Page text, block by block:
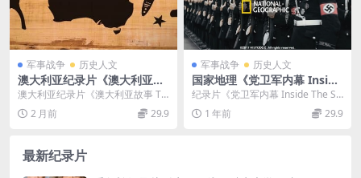
军事战争 历史人文
澳大利亚纪录片《澳大利亚故
事 The Story of Australia 20
13》全6集 英语中英双字 无水
印纯净版 1080P/MKV/15.3G
澳大利亚纪录片《澳大利亚故事 Th
e Story of Australia 20...
2 月前 29.9
军事战争 历史人文
国家地理《党卫军内幕 Inside
The SS 2017》第一季全2集
英语中英双字 1080P/MP4/3.
54G 希特勒党卫军内幕
纪录片《党卫军内幕 Inside The SS
2017》第一季全2集是一部深入...
1 年前 29.9
最新纪录片